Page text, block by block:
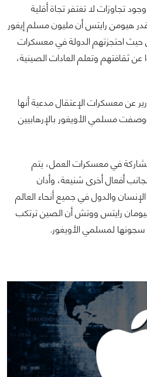
تجاوزات لا تغتفر تجاة أقلية
هيومن رايتس أن مليون مسلم إيغور
احتجزتهم الدولة في معسكرات
عن ثقافتهم وتعلم العادات الصينية،
عن معسكرات الإعتقال مدعية أنها
مسلمي الأويغور بالإرهابيين
في معسكرات العمل، يتم
أفعال أخرى شنيعة، وأدان
والدول في جميع أنحاء العالم
رايتس ووتش أن الصين ترتكب
لمسلمي الأويغور.